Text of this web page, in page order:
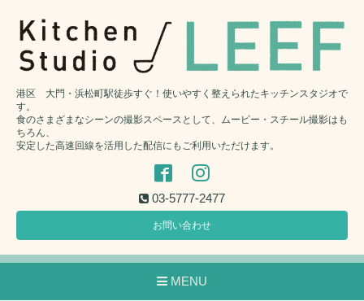
港区 大門・浜松町駅徒歩すぐ！使いやすく整えられたキッチンスタジオで
す。
食のさまざまなシーンの撮影スペースとして、ムービー・スチール撮影はも
ちろん、
安定した高速回線を活用した配信にもご利用いただけます。
03-5777-2477
お問い合わせ
MENU